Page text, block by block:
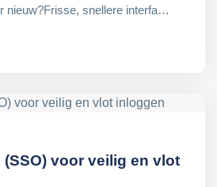
nieuw?Frisse, snellere interfa…
voor veilig en vlot